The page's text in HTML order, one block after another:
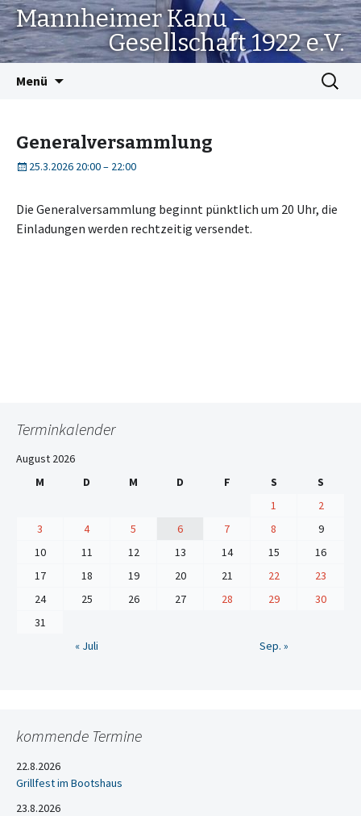
Mannheimer Kanu –
Gesellschaft 1922 e.V.
Menü
Suchen
nach:
Generalversammlung
25.3.2026 20:00– 22:00
Die Generalversammlung beginnt pünktlich um 20 Uhr, die
Einladungen werden rechtzeitig versendet.
Terminkalender
August 2026
M
D M D F S
S
1
2
3
4 5 6 7 8
9
10
11 12 13 14 15
16
17
18 19 20 21 22
23
24
25 26 27 28 29
30
31
« Juli
Sep. »
kommende Termine
22.8.2026
Grillfest im Bootshaus
23.8.2026